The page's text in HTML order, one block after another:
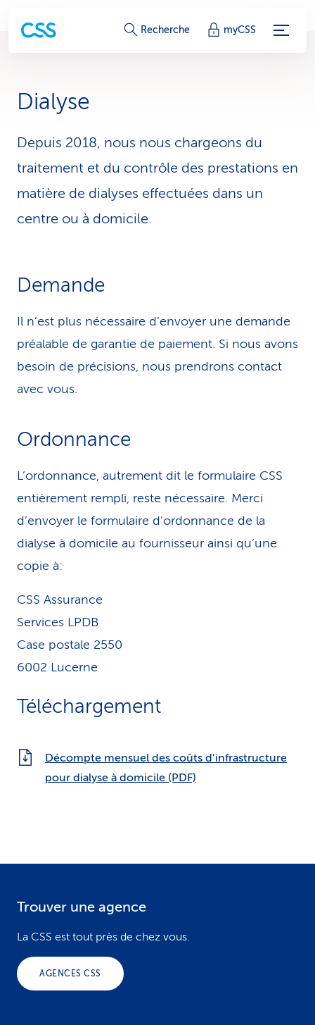
L
s
d
e
s
i
c
Recherche myCSS
Dialyse
Depuis 2018, nous nous chargeons du
traitement et du contrôle des prestations en
matière de dialyses effectuées dans un
centre ou à domicile.
Demande
Il n’est plus nécessaire d’envoyer une demande
préalable de garantie de paiement. Si nous avons
besoin de précisions, nous prendrons contact
avec vous.
Ordonnance
L’ordonnance, autrement dit le formulaire CSS
entièrement rempli, reste nécessaire. Merci
d’envoyer le formulaire d’ordonnance de la
dialyse à domicile au fournisseur ainsi qu’une
copie à:
CSS Assurance
Services LPDB
Case postale 2550
6002 Lucerne
Téléchargement
Décompte mensuel des coûts d’infrastructure
pour dialyse à domicile (PDF)
Trouver une agence
La CSS est tout près de chez vous.
AGENCES CSS